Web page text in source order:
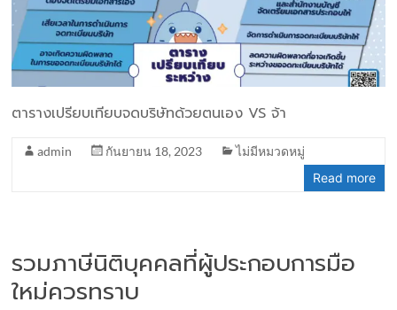
ตารางเปรียบเทียบจดบริษัทด้วยตนเอง VS จ้า
admin กันยายน 18, 2023
ไม่มีหมวดหมู่
Read more
รวมภาษีนิติบุคคลที่ผู้ประกอบการมือ
ใหม่ควรทราบ